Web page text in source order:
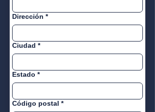
Dirección *
Ciudad *
Estado *
Código postal *